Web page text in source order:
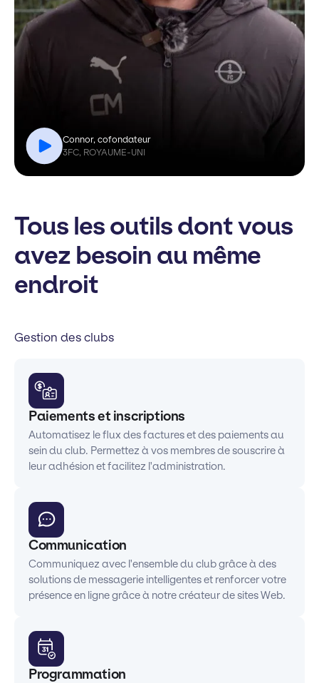
Connor, cofondateur
3FC, ROYAUME-UNI
Tous les outils dont vous
avez besoin au même
endroit
Gestion des clubs
Paiements et inscriptions
Automatisez le flux des factures et des paiements au
sein du club. Permettez à vos membres de souscrire à
leur adhésion et facilitez l'administration.
Communication
Communiquez avec l'ensemble du club grâce à des
solutions de messagerie intelligentes et renforcer votre
présence en ligne grâce à notre créateur de sites Web.
Programmation